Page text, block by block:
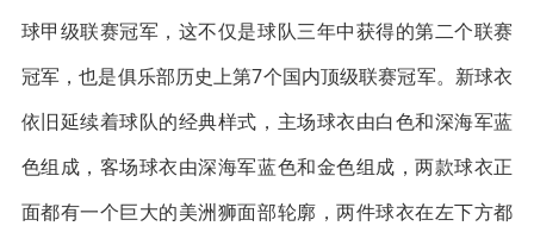
球甲级联赛冠军，这不仅是球队三年中获得的第二个联赛
冠军，也是俱乐部历史上第7个国内顶级联赛冠军。新球衣
依旧延续着球队的经典样式，主场球衣由白色和深海军蓝
色组成，客场球衣由深海军蓝色和金色组成，两款球衣正
面都有一个巨大的美洲狮面部轮廓，两件球衣在左下方都